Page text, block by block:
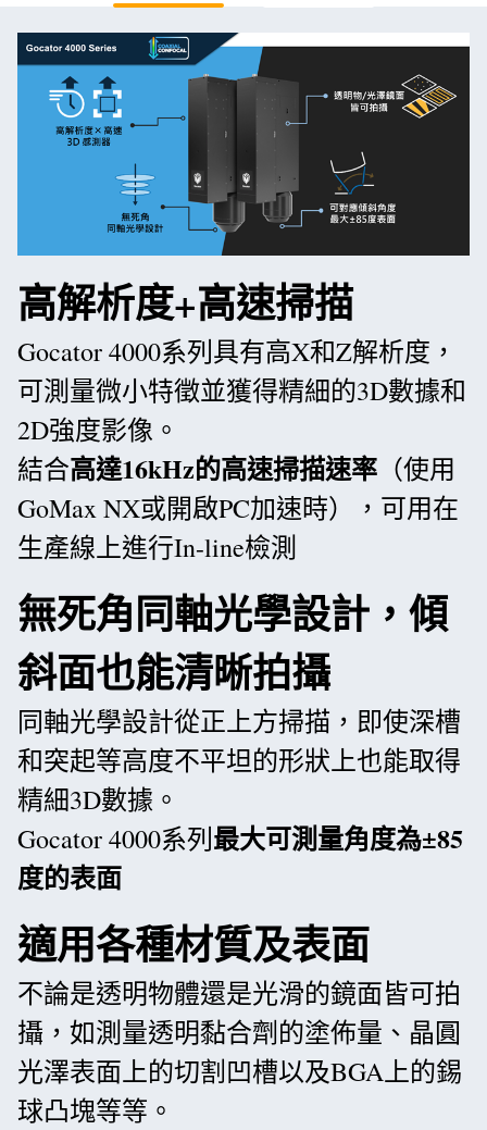
高解析度+高速掃描
Gocator 4000系列具有高X和Z解析度，
可測量微小特徵並獲得精細的3D數據和
2D強度影像。
結合高達16kHz的高速掃描速率 （使用
GoMax NX或開啟PC加速時），可用在
生產線上進行In-line檢測
無死角同軸光學設計，傾
斜面也能清晰拍攝
同軸光學設計從正上方掃描，即使深槽
和突起等高度不平坦的形狀上也能取得
精細3D數據。
Gocator 4000系列最大可測量角度為±85
度的表面
適用各種材質及表面
不論是透明物體還是光滑的鏡面皆可拍
攝，如測量透明黏合劑的塗佈量、晶圓
光澤表面上的切割凹槽以及BGA上的錫
球凸塊等等。